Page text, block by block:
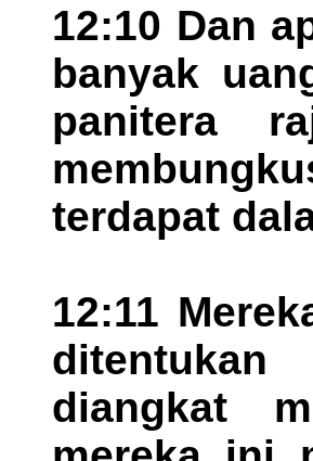
12:10 Dan
banyak
panitera
terdapat
12:11
diangkat